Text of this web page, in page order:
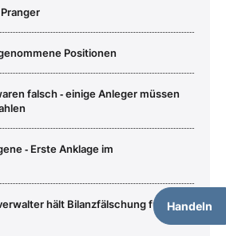
Handeln
Positionen
falsch ‑ einige Anleger müssen
‑ Erste Anklage im
hält Bilanzfälschung für